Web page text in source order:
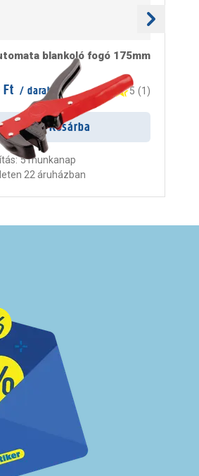
blankoló fogó 175mm
/ darab 5 (1 )
Kosárba
5 munkanap
22 áruházban